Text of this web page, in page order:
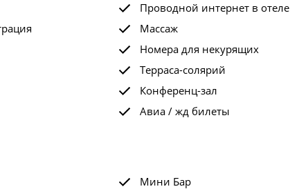
Проводной интернет в отеле
Массаж
Номера для некурящих
Терраса-солярий
Конференц-зал
Авиа / жд билеты
Мини Бар